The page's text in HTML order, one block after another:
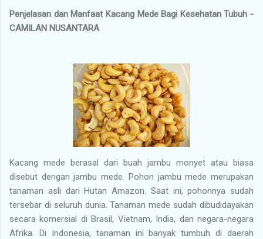
Penjelasan dan Manfaat Kacang Mede Bagi Kesehatan Tubuh -
CAMILAN NUSANTARA
Kacang mede berasal dari buah jambu monyet atau biasa
disebut dengan jambu mede. Pohon jambu mede merupakan
tanaman asli dari Hutan Amazon. Saat ini, pohonnya sudah
tersebar di seluruh dunia. Tanaman mede sudah dibudidayakan
secara komersial di Brasil, Vietnam, India, dan negara-negara
Afrika. Di Indonesia, tanaman ini banyak tumbuh di daerah